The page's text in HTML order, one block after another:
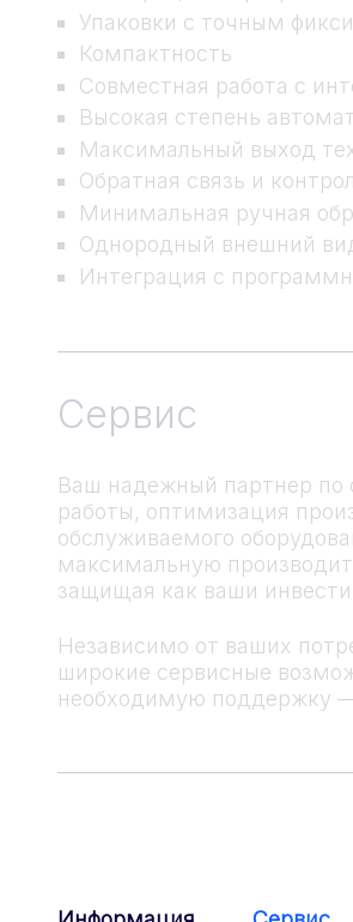
Упаковки с точным
Компактность
Совместная работа с
Высокая степень
Максимальный выход
Обратная связь и
Минимальная ручная
Однородный внешний
Интеграция с
Сервис
Ваш надежный партнер по
работы, оптимизация
обслуживаемого
максимальную
защищая как ваши
Независимо от ваших
широкие сервисные
необходимую поддержку